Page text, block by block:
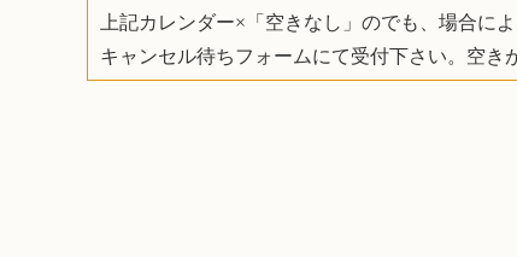
上記カレンダー×「空きなし」のでも、
キャンセル待ちフォームにて受付下さい。空き